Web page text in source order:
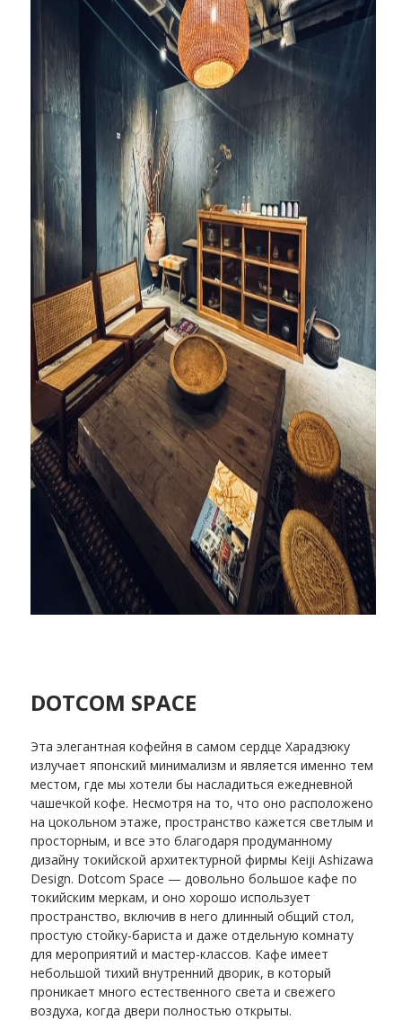
DOTCOM SPACE
Эта элегантная кофейня в самом сердце Харадзюку
излучает японский минимализм и является именно тем
местом, где мы хотели бы насладиться ежедневной
чашечкой кофе. Несмотря на то, что оно расположено
на цокольном этаже, пространство кажется светлым и
просторным, и все это благодаря продуманному
дизайну токийской архитектурной фирмы Keiji Ashizawa
Design. Dotcom Space — довольно большое кафе по
токийским меркам, и оно хорошо использует
пространство, включив в него длинный общий стол,
простую стойку-бариста и даже отдельную комнату
для мероприятий и мастер-классов. Кафе имеет
небольшой тихий внутренний дворик, в который
проникает много естественного света и свежего
воздуха, когда двери полностью открыты.